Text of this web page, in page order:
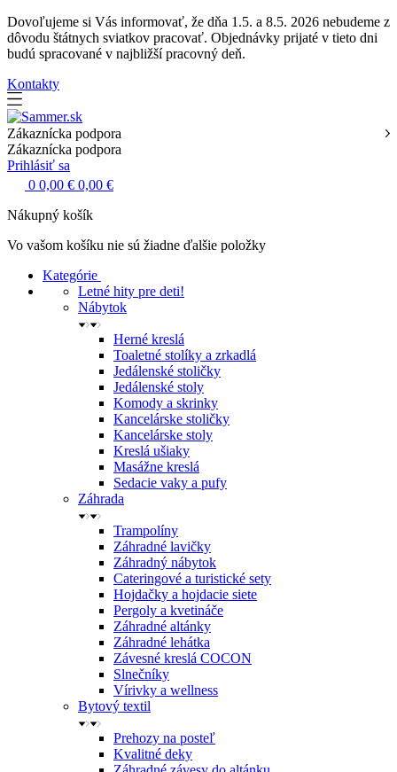
Dovoľujeme si Vás informovať, že dňa 1.5. a 8.5. 2026 nebudeme z
dôvodu štátnych sviatkov pracovať. Objednávky prijaté v tieto dni
budú spracované v najbližší pracovný deň.
Kontakty
Zákaznícka podpora
Zákaznícka podpora
Prihlásiť sa
0 0,00 € 0,00 €
Nákupný košík
Vo vašom košíku nie sú žiadne ďalšie položky
Kategórie
Letné hity pre deti!
Nábytok
Herné kreslá
Toaletné stolíky a zrkadlá
Jedálenské stoličky
Jedálenské stoly
Komody a skrinky
Kancelárske stoličky
Kancelárske stoly
Kreslá ušiaky
Masážne kreslá
Sedacie vaky a pufy
Záhrada
Trampolíny
Záhradné lavičky
Záhradný nábytok
Cateringové a turistické sety
Hojdačky a hojdacie siete
Pergoly a kvetináče
Záhradné altánky
Záhradné lehátka
Závesné kreslá COCON
Slnečníky
Vírivky a wellness
Bytový textil
Prehozy na posteľ
Kvalitné deky